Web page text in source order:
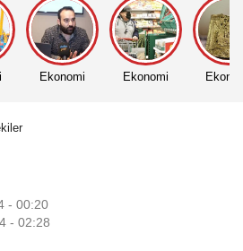
Ekonomi Ekonomi
- 00:20
- 02:28